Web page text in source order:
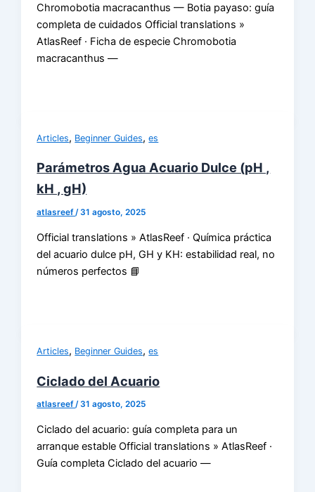
Chromobotia macracanthus — Botia payaso: guía
completa de cuidados Official translations »
AtlasReef · Ficha de especie Chromobotia
macracanthus —
Articles, Beginner Guides,es
Parámetros Agua Acuario Dulce (pH ,
kH , gH)
atlasreef/31 agosto, 2025
Official translations » AtlasReef · Química práctica
del acuario dulce pH, GH y KH: estabilidad real, no
números perfectos 📘
Articles, Beginner Guides,es
Ciclado del Acuario
atlasreef/31 agosto, 2025
Ciclado del acuario: guía completa para un
arranque estable Official translations » AtlasReef ·
Guía completa Ciclado del acuario —